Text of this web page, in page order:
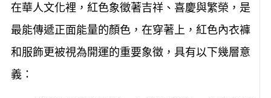
在華人文化裡，紅色象徵著吉祥、喜慶與繁榮，是
最能傳遞正面能量的顏色，在穿著上，紅色內衣褲
和服飾更被視為開運的重要象徵，具有以下幾層意
義：